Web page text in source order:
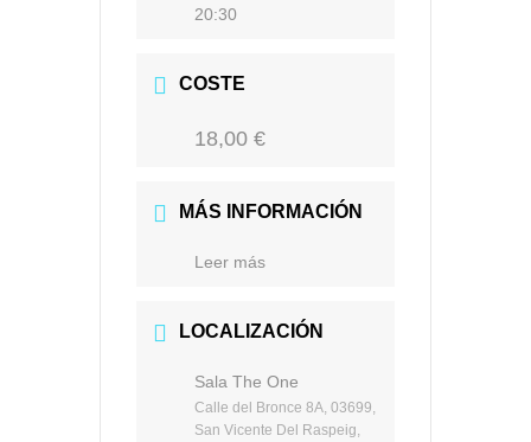
20:30
COSTE
18,00 €
MÁS INFORMACIÓN
Leer más
LOCALIZACIÓN
Sala The One
Calle del Bronce 8A, 03699,
San Vicente Del Raspeig,